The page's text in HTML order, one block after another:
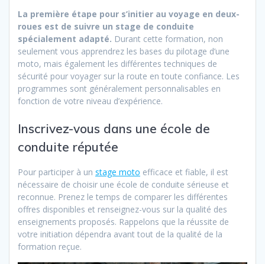
La première étape pour s’initier au voyage en deux-
roues est de suivre un stage de conduite
spécialement adapté. Durant cette formation, non
seulement vous apprendrez les bases du pilotage d’une
moto, mais également les différentes techniques de
sécurité pour voyager sur la route en toute confiance. Les
programmes sont généralement personnalisables en
fonction de votre niveau d’expérience.
Inscrivez-vous dans une école de
conduite réputée
Pour participer à un stage moto efficace et fiable, il est
nécessaire de choisir une école de conduite sérieuse et
reconnue. Prenez le temps de comparer les différentes
offres disponibles et renseignez-vous sur la qualité des
enseignements proposés. Rappelons que la réussite de
votre initiation dépendra avant tout de la qualité de la
formation reçue.